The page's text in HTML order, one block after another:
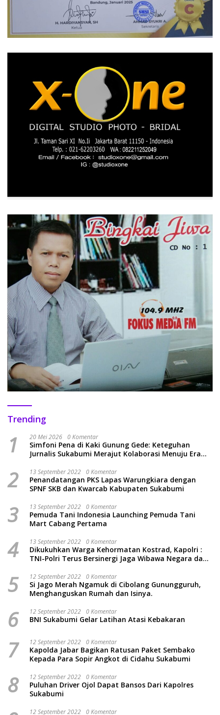
Trending
1 20 Mei 2026 0 Komentar
Simfoni Pena di Kaki Gunung Gede: Keteguhan
Jurnalis Sukabumi Merajut Kolaborasi Menuju Era
2 13 September 2022 0 Komentar
Penandatangan PKS Lapas Warungkiara dengan
SPNF SKB dan Kwarcab Kabupaten Sukabumi
3 13 September 2022 0 Komentar
Pemuda Tani Indonesia Launching Pemuda Tani
Mart Cabang Pertama
4 13 September 2022 0 Komentar
Dikukuhkan Warga Kehormatan Kostrad, Kapolri :
TNI-Polri Terus Bersinergi Jaga Wibawa Negara dan
5 12 September 2022 0 Komentar
Si Jago Merah Ngamuk di Cibolang Gunungguruh,
Menghanguskan Rumah dan Isinya.
6 12 September 2022 0 Komentar
BNI Sukabumi Gelar Latihan Atasi Kebakaran
7 12 September 2022 0 Komentar
Kapolda Jabar Bagikan Ratusan Paket Sembako
Kepada Para Sopir Angkot di Cidahu Sukabumi
8 12 September 2022 0 Komentar
Puluhan Driver Ojol Dapat Bansos Dari Kapolres
Sukabumi
12 September 2022 0 Komentar